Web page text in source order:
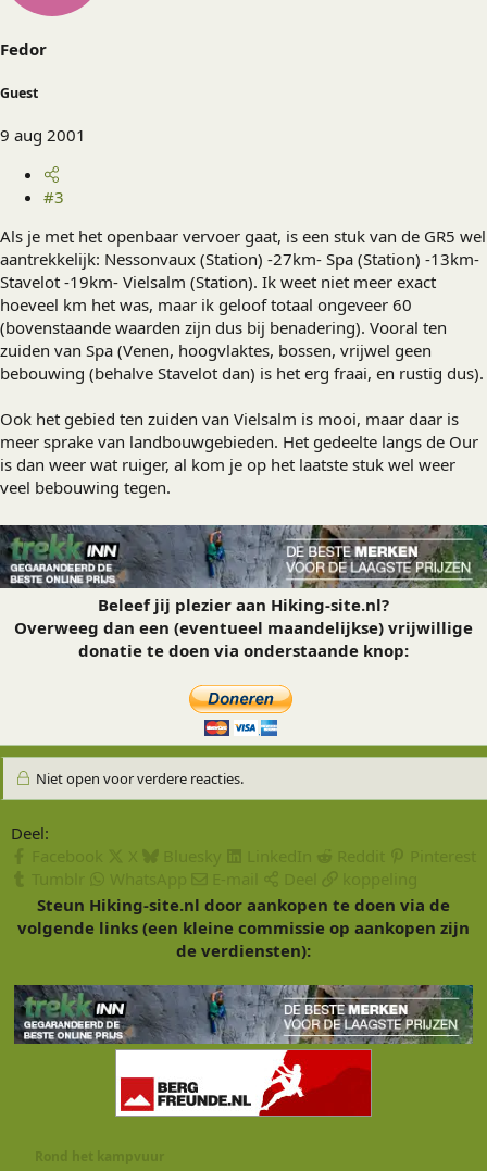
Fedor
Guest
9 aug 2001
#3
Als je met het openbaar vervoer gaat, is een stuk van de GR5 wel
aantrekkelijk: Nessonvaux (Station) -27km- Spa (Station) -13km-
Stavelot -19km- Vielsalm (Station). Ik weet niet meer exact
hoeveel km het was, maar ik geloof totaal ongeveer 60
(bovenstaande waarden zijn dus bij benadering). Vooral ten
zuiden van Spa (Venen, hoogvlaktes, bossen, vrijwel geen
bebouwing (behalve Stavelot dan) is het erg fraai, en rustig dus).
Ook het gebied ten zuiden van Vielsalm is mooi, maar daar is
meer sprake van landbouwgebieden. Het gedeelte langs de Our
is dan weer wat ruiger, al kom je op het laatste stuk wel weer
veel bebouwing tegen.
Beleef jij plezier aan Hiking-site.nl?
Overweeg dan een (eventueel maandelijkse) vrijwillige
donatie te doen via onderstaande knop:
Niet open voor verdere reacties.
Deel:
Steun Hiking-site.nl door aankopen te doen via de
volgende links (een kleine commissie op aankopen zijn
de verdiensten):